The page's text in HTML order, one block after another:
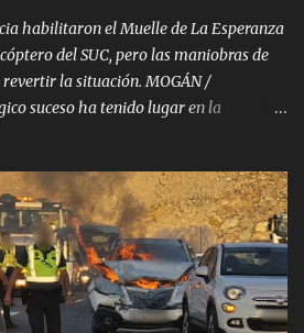
de Emergencias de Gran
habilitaron el Muelle de La Esperanza
del SUC, pero las maniobras de
la situación. MOGÁN /
suceso ha tenido lugar en la
en el Hotel Dorado Beach. A
y del amplio despliegue de
hasta el establecimiento
de reanimación cardiopulmonar
el cuadro, confirmándose
Operativo aéreo en el Muelle de La